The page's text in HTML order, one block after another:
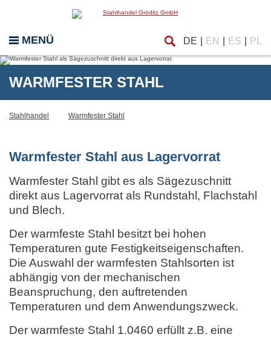
MENÜ DE EN ES PL
WARMFESTER STAHL
Stahlhandel Warmfester Stahl
Warmfester Stahl aus Lagervorrat
Warmfester Stahl gibt es als Sägezuschnitt
direkt aus Lagervorrat als Rundstahl, Flachstahl
und Blech.
Der warmfeste Stahl besitzt bei hohen
Temperaturen gute Festigkeitseigenschaften.
Die Auswahl der warmfesten Stahlsorten ist
abhängig von der mechanischen
Beanspruchung, den auftretenden
Temperaturen und dem Anwendungszweck.
Der warmfeste Stahl 1.0460 erfüllt z.B. eine